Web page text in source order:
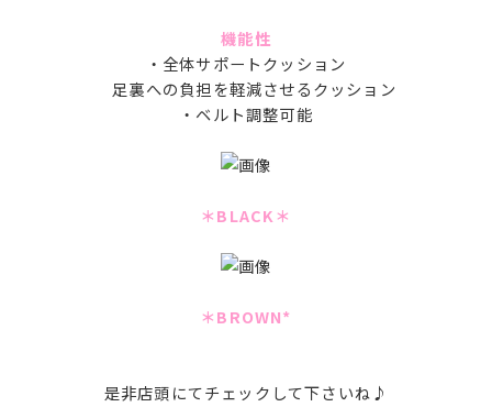
機能性
・全体サポートクッション
足裏への負担を軽減させるクッション
・ベルト調整可能
＊BLACK＊
＊BROWN*
是非店頭にてチェックして下さいね♪